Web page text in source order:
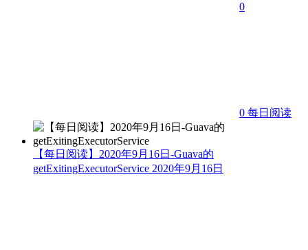
0
0 每日阅读
【每日阅读】2020年9月16日-Guava的
getExitingExecutorService 2020年9月16日